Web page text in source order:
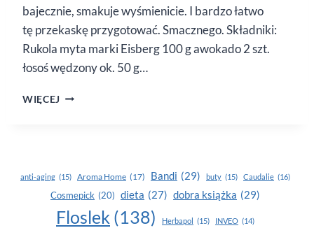
bajecznie, smakuje wyśmienicie. I bardzo łatwo
tę przekaskę przygotować. Smacznego. Składniki:
Rukola myta marki Eisberg 100 g awokado 2 szt.
łosoś wędzony ok. 50 g…
WIĘCEJ AWOKADO
anti-aging (15) Aroma Home (17) Bandi (29) buty (15) Caudalie (16)
Cosmepick (20) dieta (27) dobra książka (29)
Floslek (138) Herbapol (15) INVEO (14)